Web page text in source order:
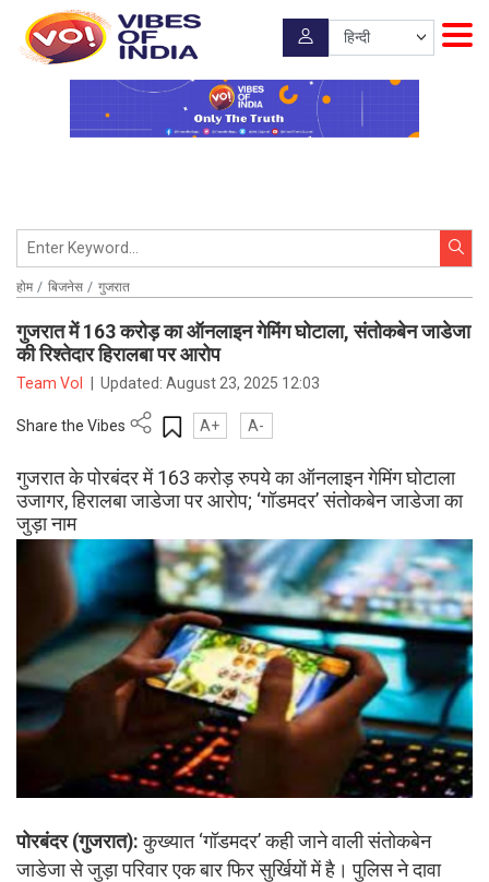
होम बिजनेस गुजरात
गुजरात में 163 करोड़ का ऑनलाइन गेमिंग घोटाला, संतोकबेन जाडेजा
की रिश्तेदार हिरालबा पर आरोप
Team VoI Updated:August 23, 2025 12:03
Share the Vibes A+ A-
गुजरात के पोरबंदर में 163 करोड़ रुपये का ऑनलाइन गेमिंग घोटाला
उजागर, हिरालबा जाडेजा पर आरोप; ‘गॉडमदर’ संतोकबेन जाडेजा का
जुड़ा नाम
पोरबंदर (गुजरात): कुख्यात ‘गॉडमदर’ कही जाने वाली संतोकबेन
जाडेजा से जुड़ा परिवार एक बार फिर सुर्खियों में है। पुलिस ने दावा